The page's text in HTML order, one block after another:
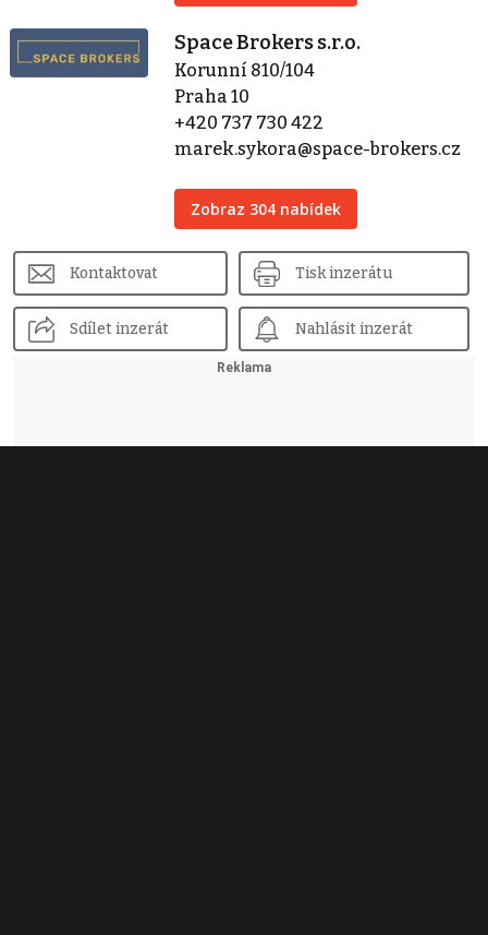
Space Brokers s.r.o.
Korunní 810/104
Praha 10
+420 737 730 422
marek.sykora@space-brokers.cz
Zobraz 304 nabídek
Kontaktovat Tisk inzerátu
Sdílet inzerát Nahlásit inzerát